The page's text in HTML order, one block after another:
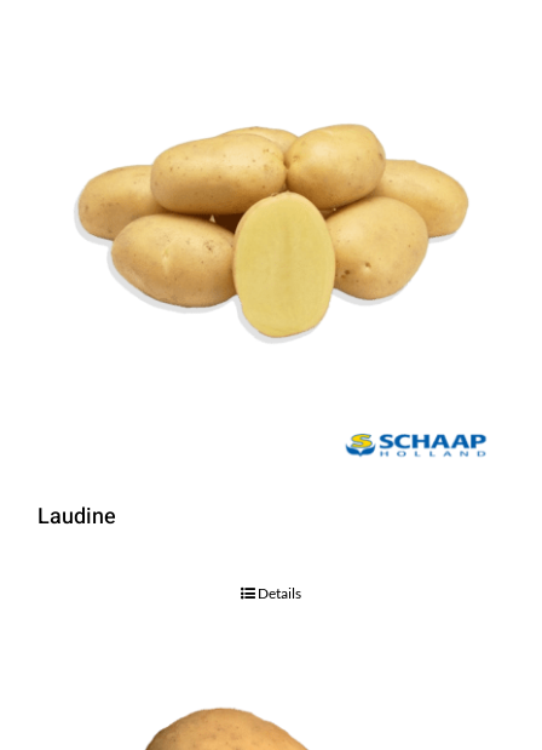
Laudine
Details